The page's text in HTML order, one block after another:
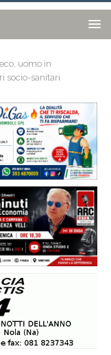
uomo in
socio-sanitari